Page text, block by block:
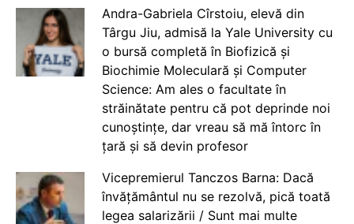
Andra-Gabriela Cîrstoiu, elevă din
Târgu Jiu, admisă la Yale University cu
o bursă completă în Biofizică și
Biochimie Moleculară și Computer
Science: Am ales o facultate în
străinătate pentru că pot deprinde noi
cunoștințe, dar vreau să mă întorc în
țară și să devin profesor
Vicepremierul Tanczos Barna: Dacă
învățământul nu se rezolvă, pică toată
legea salarizării / Sunt mai multe